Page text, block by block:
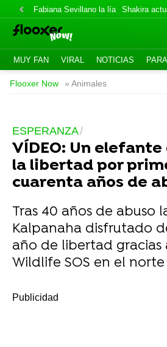
Fabiana Sevillano la lía Shakira
MUY FAN VIRAL NOTICIAS
Flooxer Now » Animales
ESPERANZA
VÍDEO: Un
la libertad por
cuarenta años de
Tras 40 años de abuso
Kalpanaha disfrutado
año de libertad gracias
Wildlife SOS en el